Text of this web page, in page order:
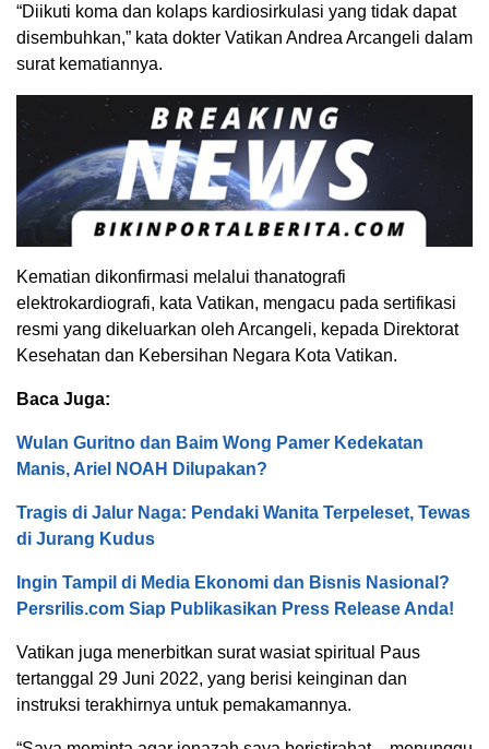
“Diikuti koma dan kolaps kardiosirkulasi yang tidak dapat
disembuhkan,” kata dokter Vatikan Andrea Arcangeli dalam
surat kematiannya.
Kematian dikonfirmasi melalui thanatografi
elektrokardiografi, kata Vatikan, mengacu pada sertifikasi
resmi yang dikeluarkan oleh Arcangeli, kepada Direktorat
Kesehatan dan Kebersihan Negara Kota Vatikan.
Baca Juga:
Wulan Guritno dan Baim Wong Pamer Kedekatan
Manis, Ariel NOAH Dilupakan?
Tragis di Jalur Naga: Pendaki Wanita Terpeleset, Tewas
di Jurang Kudus
Ingin Tampil di Media Ekonomi dan Bisnis Nasional?
Persrilis.com Siap Publikasikan Press Release Anda!
Vatikan juga menerbitkan surat wasiat spiritual Paus
tertanggal 29 Juni 2022, yang berisi keinginan dan
instruksi terakhirnya untuk pemakamannya.